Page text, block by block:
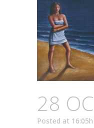
28
Posted at 16:05h